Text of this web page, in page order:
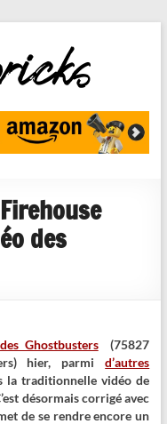
des
Ghostbusters(75827
hier, parmid’autres
la traditionnelle vidéo de
désormais corrigé avec
de se rendre encore un